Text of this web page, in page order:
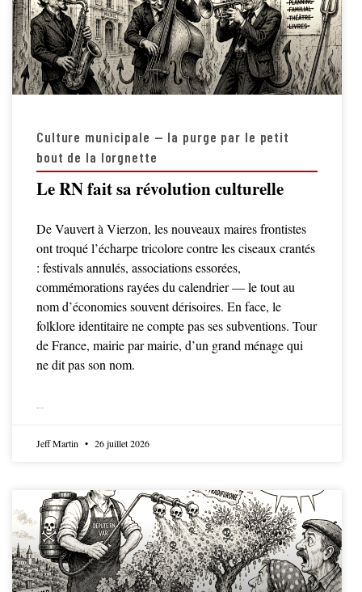
Culture municipale — la purge par le petit
bout de la lorgnette
Le RN fait sa révolution culturelle
De Vauvert à Vierzon, les nouveaux maires frontistes
ont troqué l’écharpe tricolore contre les ciseaux crantés
: festivals annulés, associations essorées,
commémorations rayées du calendrier — le tout au
nom d’économies souvent dérisoires. En face, le
folklore identitaire ne compte pas ses subventions. Tour
de France, mairie par mairie, d’un grand ménage qui
ne dit pas son nom.
Jeff Martin 26 juillet 2026